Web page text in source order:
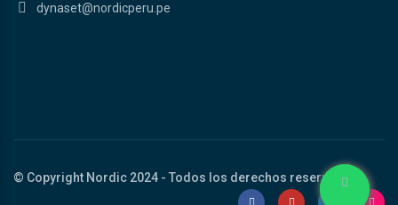
dynaset@nordicperu.pe
© Copyright Nordic 2024 - Todos los derechos reservados